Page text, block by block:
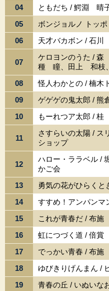
04
ともだち / 鰐淵 晴
05
ボンジョルノ トッ
06
天才バカボン / 石
07
ケロヨンのうた /
種 瞳、田上 和枝
08
怪人わかとの / 楠木
09
ゲゲゲの鬼太郎 / 熊
10
もーれつア太郎 /
11
さすらいの太陽 / ス
ショップ
12
ハロー・ララベル /
かご会
13
勇気の花がひらくと
14
すすめ！アンパンマ
15
これが青春だ / 布
16
虹につづく道 / 倍賞
17
でっかい青春 / 布
18
ゆびきりげんまん /
19
青春の丘 / いぬいな